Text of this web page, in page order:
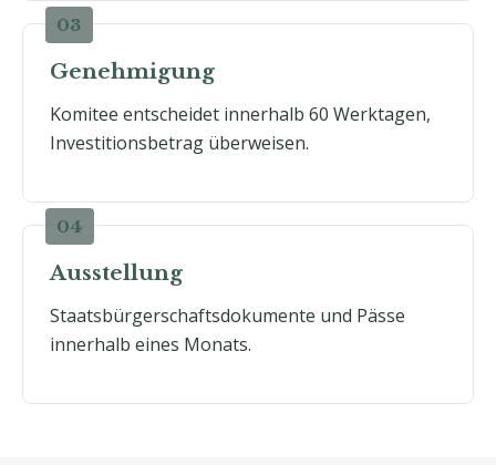
Genehmigung
Komitee entscheidet innerhalb 60 Werktagen,
Investitionsbetrag überweisen.
Ausstellung
Staatsbürgerschaftsdokumente und Pässe
innerhalb eines Monats.